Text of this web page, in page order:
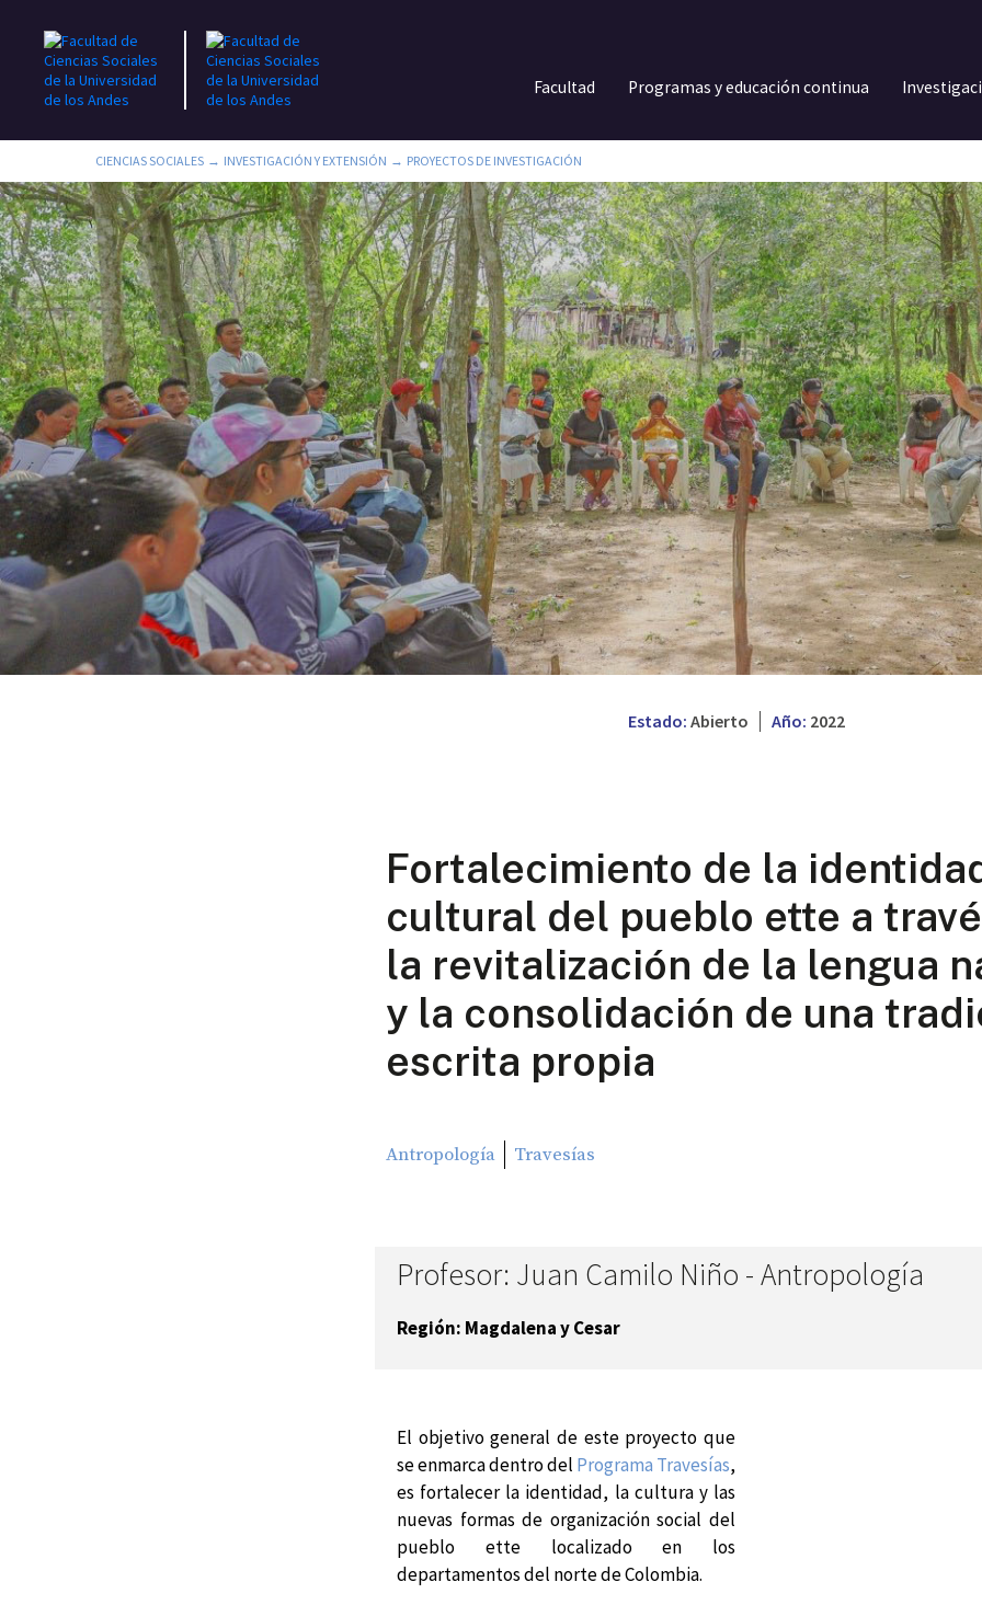
Facultad Programas y educación continua
CIENCIAS SOCIALES → INVESTIGACIÓN Y EXTENSIÓN → PROYECTOS DE INVESTIGACIÓN
Estado: Abierto Año: 2022
Fortalecimiento de la
cultural del pueblo ette a
la revitalización de la lengua
y la consolidación de una
escrita propia
Antropología Travesías
Profesor: Juan Camilo Niño - Antropología
Región: Magdalena y Cesar
El objetivo general de este proyecto que
se enmarca dentro del Programa Travesías,
es fortalecer la identidad, la cultura y las
nuevas formas de organización social del
pueblo ette localizado en los
departamentos del norte de Colombia.